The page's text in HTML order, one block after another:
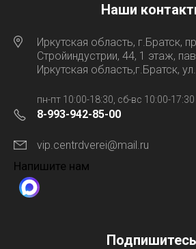
Наши
Иркутская область, г.Братск,
Стройиндустрии, 44, 1 этаж,
Иркутская область,г.Братск,
пн-пт 10:00-18:30, сб-вс 10:00-17:30
8-993-942-85-00
vip.centrdverei@mail.ru
Напишите нам